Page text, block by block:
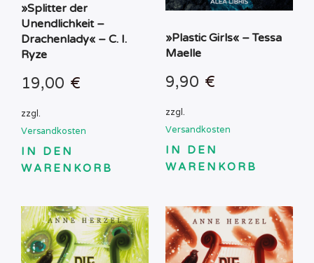
»Splitter der
Unendlichkeit –
Drachenlady« – C. I.
Ryze
19,00 €
zzgl.
Versandkosten
IN DEN
WARENKORB
»Plastic Girls« – Tessa
Maelle
9,90 €
zzgl.
Versandkosten
IN DEN
WARENKORB